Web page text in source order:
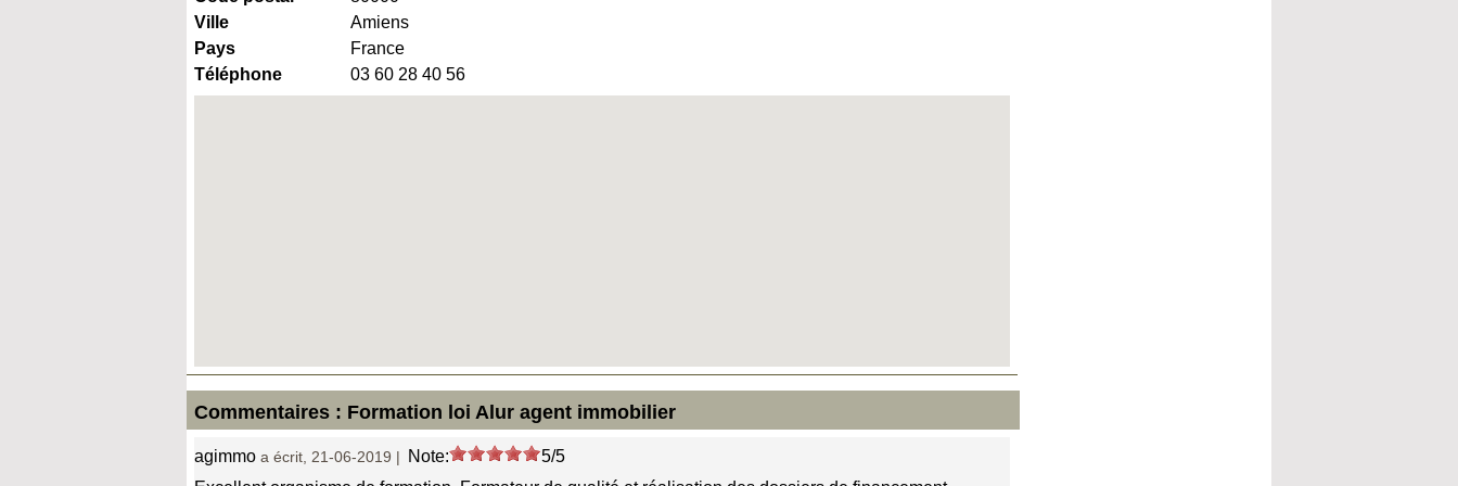
Ville
Amiens
Pays
France
Téléphone
03 60 28 40 56
Commentaires : Formation loi Alur agent immobilier
agimmo a écrit, 21-06-2019 | Note:
5/5